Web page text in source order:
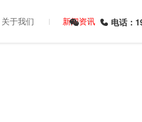
关于我们 新闻资讯 电话：